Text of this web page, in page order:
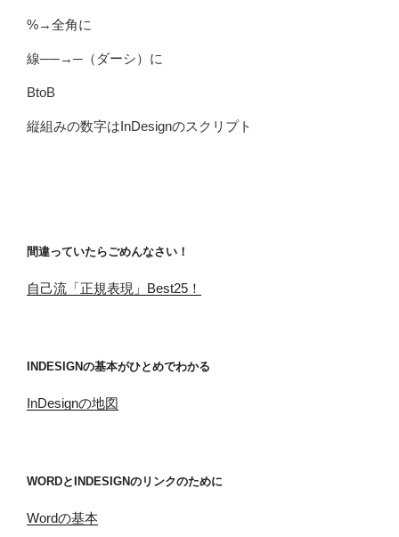
%→全角に
線──→─（ダーシ）に
BtoB
縦組みの数字はInDesignのスクリプト
間違っていたらごめんなさい！
自己流「正規表現」Best25！
INDESIGNの基本がひとめでわかる
InDesignの地図
WORDとINDESIGNのリンクのために
Wordの基本